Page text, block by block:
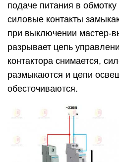
подаче питания в обмотку
силовые контакты
при выключении мастер-
разрывает цепь
контактора снимается,
размыкаются и цепи
обесточиваются.